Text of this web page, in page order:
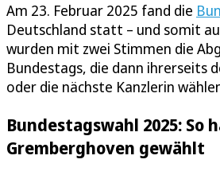
Am 23. Februar 2025 fand die
Deutschland statt – und somit
wurden mit zwei Stimmen die
Bundestags, die dann ihrerseits
oder die nächste Kanzlerin
Bundestagswahl 2025: So
Gremberghoven gewählt